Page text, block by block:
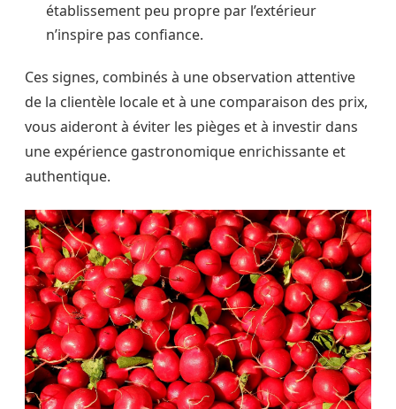
établissement peu propre par l’extérieur
n’inspire pas confiance.
Ces signes, combinés à une observation attentive
de la clientèle locale et à une comparaison des prix,
vous aideront à éviter les pièges et à investir dans
une expérience gastronomique enrichissante et
authentique.